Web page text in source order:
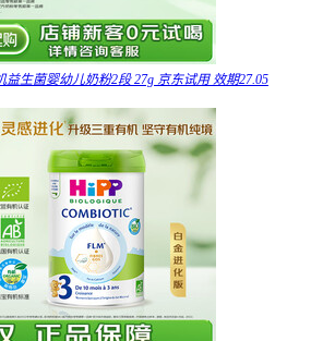
生菌婴幼儿奶粉2段 27g 京东试用 效期27.05